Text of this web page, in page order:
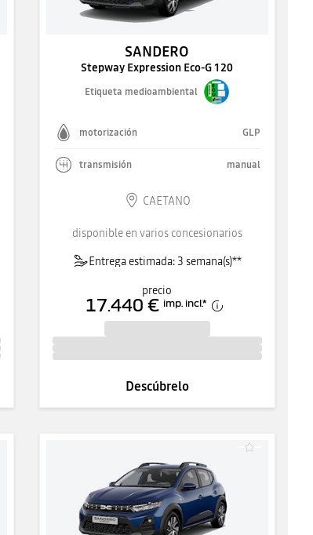
SANDERO
Stepway Expression Eco-G 120
Etiqueta medioambiental
motorización GLP
transmisión manual
CAETANO
disponible en varios concesionarios
Entrega estimada: 3 semana(s)**
precio
17.440 € imp. incl.*
Descúbrelo